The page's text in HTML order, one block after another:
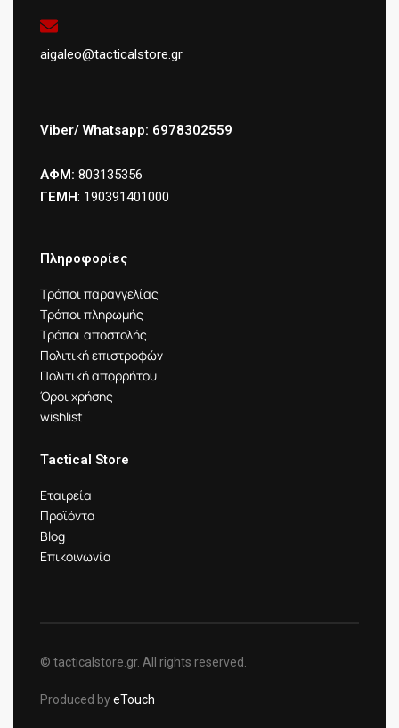
aigaleo@tacticalstore.gr
Viber/ Whatsapp: 6978302559
ΑΦΜ: 803135356
ΓΕΜΗ: 190391401000
Πληροφορίες
Τρόποι παραγγελίας
Τρόποι πληρωμής
Τρόποι αποστολής
Πολιτική επιστροφών
Πολιτική απορρήτου
Όροι χρήσης
wishlist
Tactical Store
Εταιρεία
Προϊόντα
Blog
Επικοινωνία
© tacticalstore.gr. All rights reserved.
Produced byeTouch